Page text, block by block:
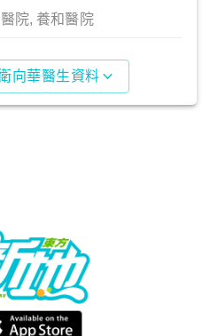
院, 養和醫院
向華醫生資料